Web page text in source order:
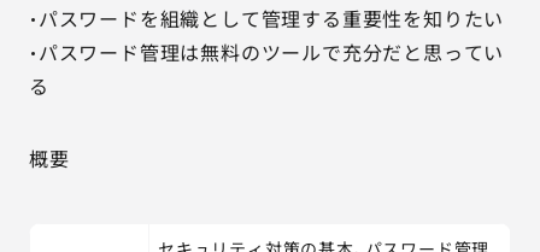
・パスワードを組織として管理する重要性を知りたい
・パスワード管理は無料のツールで充分だと思ってい
る
概要